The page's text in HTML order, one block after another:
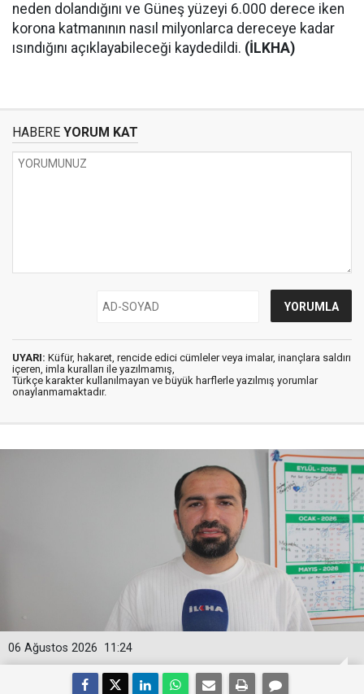
neden dolandığını ve Güneş yüzeyi 6.000 derece iken
korona katmanının nasıl milyonlarca dereceye kadar
ısındığını açıklayabileceği kaydedildi. (İLKHA)
HABERE YORUM KAT
UYARI: Küfür, hakaret, rencide edici cümleler veya imalar, inançlara saldırı
içeren, imla kuralları ile yazılmamış,
Türkçe karakter kullanılmayan ve büyük harflerle yazılmış yorumlar
onaylanmamaktadır.
11:24
06 Ağustos 2026